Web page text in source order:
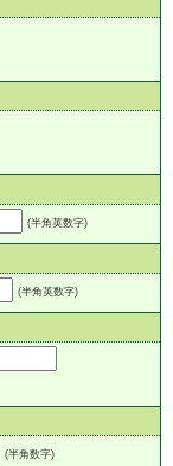
(半角英数字)
(半角英数字)
(半角数字)